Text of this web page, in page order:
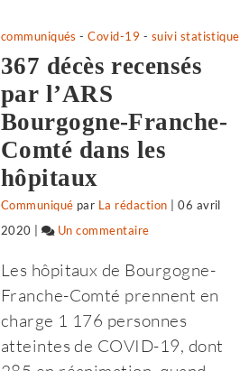
communiqués -Covid-19 - suivi statistique
367 décès recensés
par l’ARS
Bourgogne-Franche-
Comté dans les
hôpitaux
Communiqué par La rédaction |06 avril
2020 | Un commentaire
l’Insee,
le
premier
confinement
Les hôpitaux de Bourgogne-
Franche-Comté prennent en
charge 1 176 personnes
atteintes de COVID-19, dont